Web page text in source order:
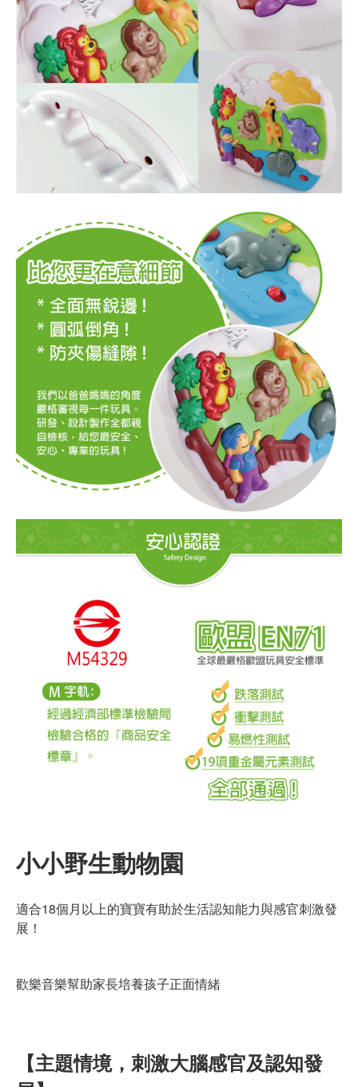
小小野生動物園
適合18個月以上的寶寶有助於生活認知能力與感官刺激發
展！
歡樂音樂幫助家長培養孩子正面情緒
【主題情境，刺激大腦感官及認知發